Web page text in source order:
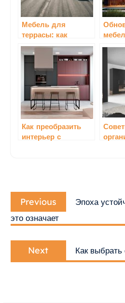
Мебель для
террасы: как
выбрать для
уличного отдыха
Как преобразить
интерьер с
Навигация
по
записям
Previous
Previous
post:
Эпоха
это означает
Next
Next
post:
Как